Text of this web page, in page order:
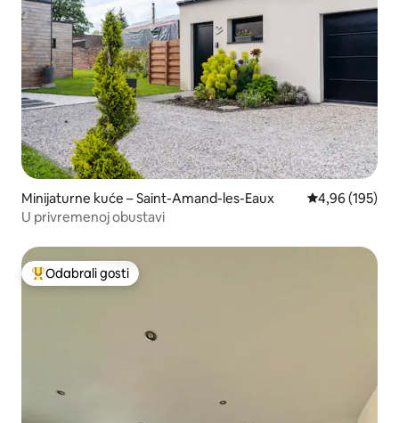
Minijaturne kuće – Saint-Amand-les-Eaux Prosječna
4,96 (195)
U privremenoj obustavi
Među najviše rangiranima s oznakom „Odabrali gosti”
Odabrali gosti